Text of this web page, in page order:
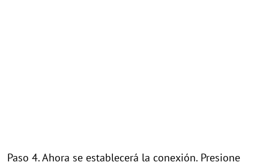
Paso 4. Ahora se establecerá la conexión. Presione